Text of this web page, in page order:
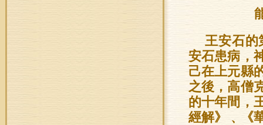
王安石的
安石患病，
己在上元縣
之後，高僧
的十年間，
經解》﹑《